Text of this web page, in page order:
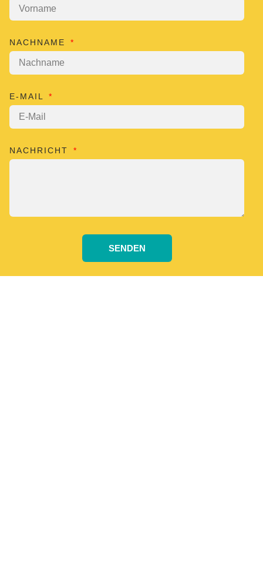
NACHNAME
E-MAIL
NACHRICHT
SENDEN